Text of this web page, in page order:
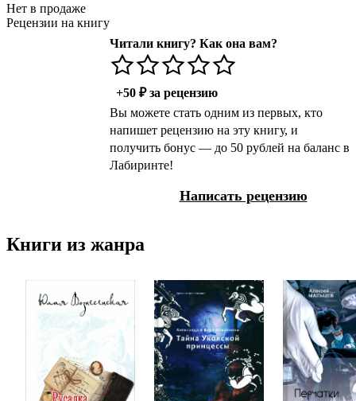
Нет в продаже
Рецензии на книгу
Читали книгу? Как она вам?
+50 ₽ за рецензию
Вы можете стать одним из первых, кто
напишет рецензию на эту книгу, и
получить бонус — до 50 рублей на баланс в
Лабиринте!
Написать рецензию
Книги из жанра